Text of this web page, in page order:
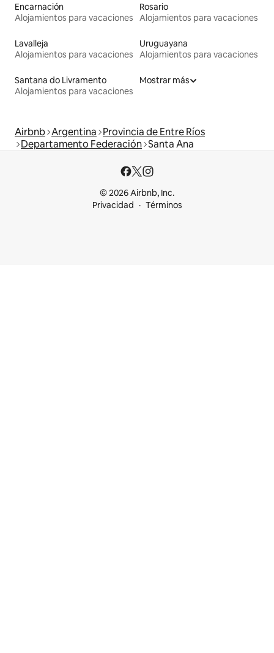
Encarnación
Alojamientos para vacaciones
Rosario
Alojamientos para vacaciones
Lavalleja
Alojamientos para vacaciones
Uruguayana
Alojamientos para vacaciones
Santana do Livramento
Alojamientos para vacaciones
Mostrar más
Airbnb Argentina Provincia de Entre Ríos
Departamento Federación Santa Ana
© 2026 Airbnb, Inc.
Privacidad
Términos